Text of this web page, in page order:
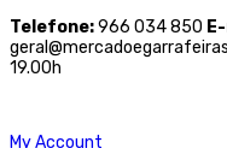
Telefone:966 034 850
19.00h
My Account